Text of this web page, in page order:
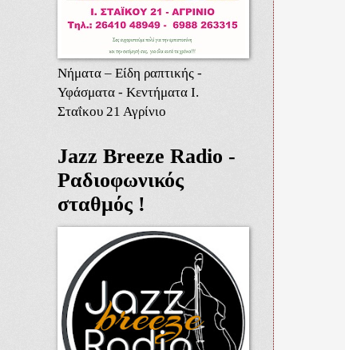
Νήματα – Είδη ραπτικής -
Υφάσματα - Κεντήματα Ι.
Σταΐκου 21 Αγρίνιο
Jazz Breeze Radio -
Ραδιοφωνικός
σταθμός !